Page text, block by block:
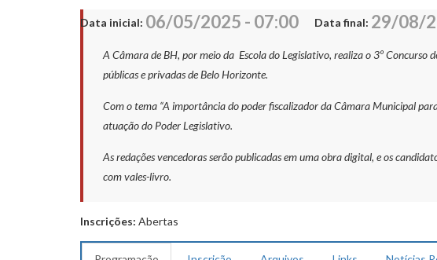
Data inicial: 06/05/2025 - 07:00 Data final: 29/08/
A Câmara de BH, por meio da Escola do Legislativo, realiza o 3º Concurso
públicas e privadas de Belo Horizonte.
Com o tema “A importância do poder fiscalizador da Câmara Municipal
atuação do Poder Legislativo.
As redações vencedoras serão publicadas em uma obra digital, e os
com vales-livro.
Inscrições: Abertas